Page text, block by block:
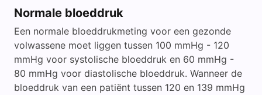
Normale bloeddruk
Een normale bloeddrukmeting voor een gezonde
volwassene moet liggen tussen 100 mmHg - 120
mmHg voor systolische bloeddruk en 60 mmHg -
80 mmHg voor diastolische bloeddruk. Wanneer de
bloeddruk van een patiënt tussen 120 en 139 mmHg